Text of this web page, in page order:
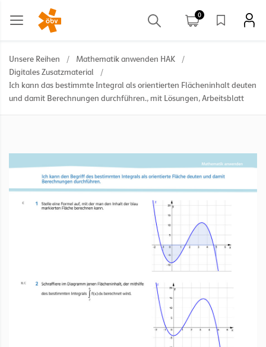
0
Unsere Reihen / Mathematik anwenden HAK
/
Digitales Zusatzmaterial
/
Ich kann das bestimmte Integral als orientierten Flächeninhalt deuten
und damit Berechnungen durchführen., mit Lösungen, Arbeitsblatt